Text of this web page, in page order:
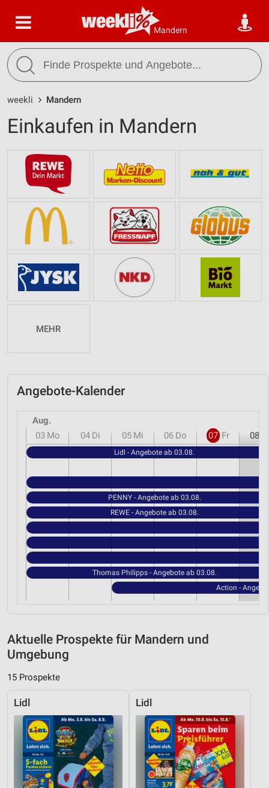
Mandern
weekli Mandern
Einkaufen in Mandern
MEHR
Angebote-Kalender
Aug.
03 Mo 04 Di 05 Mi 06 Do 07 Fr 08
Lidl - Angebote ab 03.08.
PENNY - Angebote ab 03.08.
REWE - Angebote ab 03.08.
Thomas Philipps - Angebote ab 03.08.
Action -
Aktuelle Prospekte für Mandern und
Umgebung
15 Prospekte
Lidl Lidl